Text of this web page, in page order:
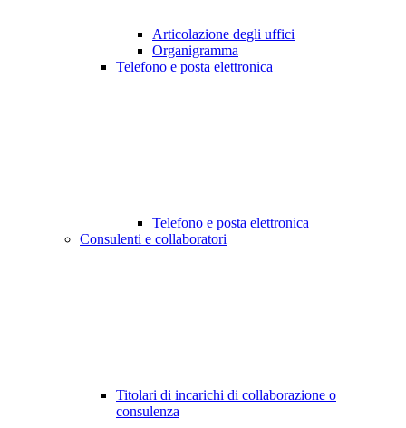
Articolazione degli uffici
Organigramma
Telefono e posta elettronica
Telefono e posta elettronica
Consulenti e collaboratori
Titolari di incarichi di collaborazione o
consulenza